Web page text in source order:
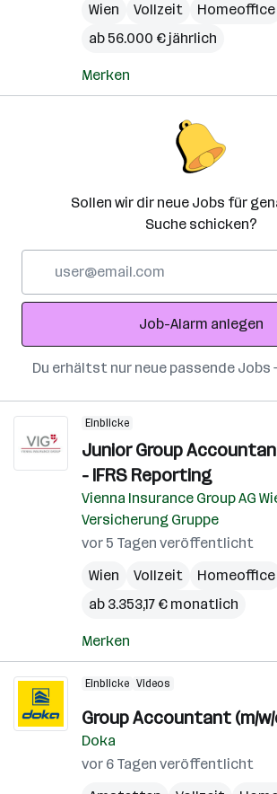
Wien
Vollzeit
Homeoffice
ab 56.000 € jährlich
Merken
Sollen wir dir neue Jobs für
Suche schicken?
Adresse
Job-Alarm anlegen
Du erhältst nur neue passende Jobs
Einblicke
Junior Group
- IFRS Reporting
Vienna Insurance Group AG
Versicherung Gruppe
vor 5 Tagen veröffentlicht
Wien
Vollzeit
Homeoffice
ab 3.353,17 € monatlich
Merken
Einblicke Videos
Group Accountant (m/w/
Doka
vor 6 Tagen veröffentlicht